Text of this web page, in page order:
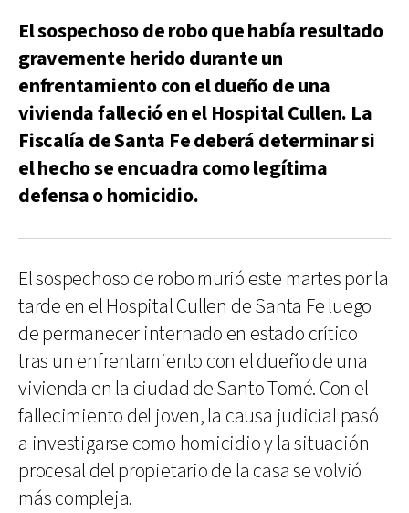
El sospechoso de robo que había resultado
gravemente herido durante un
enfrentamiento con el dueño de una
vivienda falleció en el Hospital Cullen. La
Fiscalía de Santa Fe deberá determinar si
el hecho se encuadra como legítima
defensa o homicidio.
El sospechoso de robo murió este martes por la
tarde en el Hospital Cullen de Santa Fe luego
de permanecer internado en estado crítico
tras un enfrentamiento con el dueño de una
vivienda en la ciudad de Santo Tomé. Con el
fallecimiento del joven, la causa judicial pasó
a investigarse como homicidio y la situación
procesal del propietario de la casa se volvió
más compleja.